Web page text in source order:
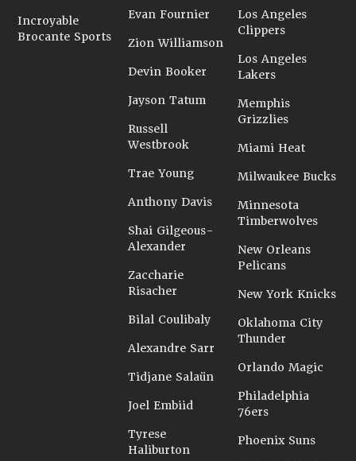
Incroyable
Brocante Sports
Evan Fournier
Zion Williamson
Devin Booker
Jayson Tatum
Russell
Westbrook
Trae Young
Anthony Davis
Shai Gilgeous-
Alexander
Zaccharie
Risacher
Bilal Coulibaly
Alexandre Sarr
Tidjane Salaün
Joel Embiid
Tyrese
Haliburton
Los Angeles
Clippers
Los Angeles
Lakers
Memphis
Grizzlies
Miami Heat
Milwaukee Bucks
Minnesota
Timberwolves
New Orleans
Pelicans
New York Knicks
Oklahoma City
Thunder
Orlando Magic
Philadelphia
76ers
Phoenix Suns